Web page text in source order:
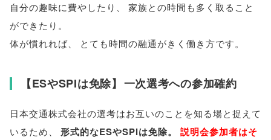
自分の趣味に費やしたり 、
家族との時間も多く取ること
ができたり 。
体が慣れれば、 とても時間の融通がきく働き方です。
【ESやSPIは免除】 一次選考への参加確約
日本交通株式会社の選考はお互いのことを知る場と捉えて
いるため
形式的なESやSPIは免除。
説明会参加者はそ